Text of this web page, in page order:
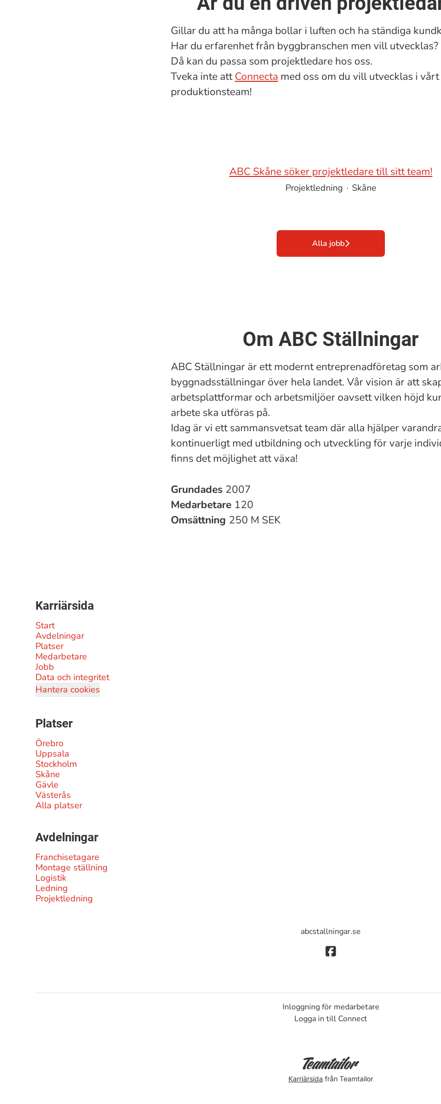
Gillar du att ha många bollar i luften och ha ständiga
Har du erfarenhet från byggbranschen men vill utvecklas?
Då kan du passa som projektledare hos oss.
Tveka inte attConnecta med oss om du vill utvecklas i
produktionsteam!
ABC Skåne söker projektledare till sitt team!
Projektledning · Skåne
Alla jobb
Om ABC Ställningar
ABC Ställningar är ett modernt entreprenadföretag som
byggnadsställningar över hela landet. Vår vision är att
arbetsplattformar och arbetsmiljöer oavsett vilken höjd
arbete ska utföras på.
Idag är vi ett sammansvetsat team där alla hjälper
kontinuerligt med utbildning och utveckling för varje
finns det möjlighet att växa!
Grundades 2007
Medarbetare 120
Omsättning 250 M SEK
Karriärsida
Start
Avdelningar
Platser
Medarbetare
Jobb
Data och integritet
Hantera cookies
Platser
Örebro
Uppsala
Stockholm
Skåne
Gävle
Västerås
Alla platser
Avdelningar
Franchisetagare
Montage ställning
Logistik
Ledning
Projektledning
abcstallningar.se
Inloggning för medarbetare
Logga in till Connect
Karriärsida från Teamtailor